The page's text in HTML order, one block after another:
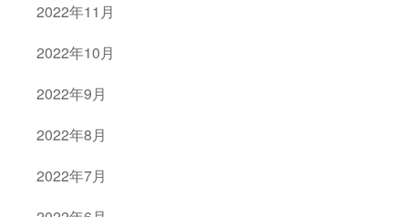
2022年11月
2022年10月
2022年9月
2022年8月
2022年7月